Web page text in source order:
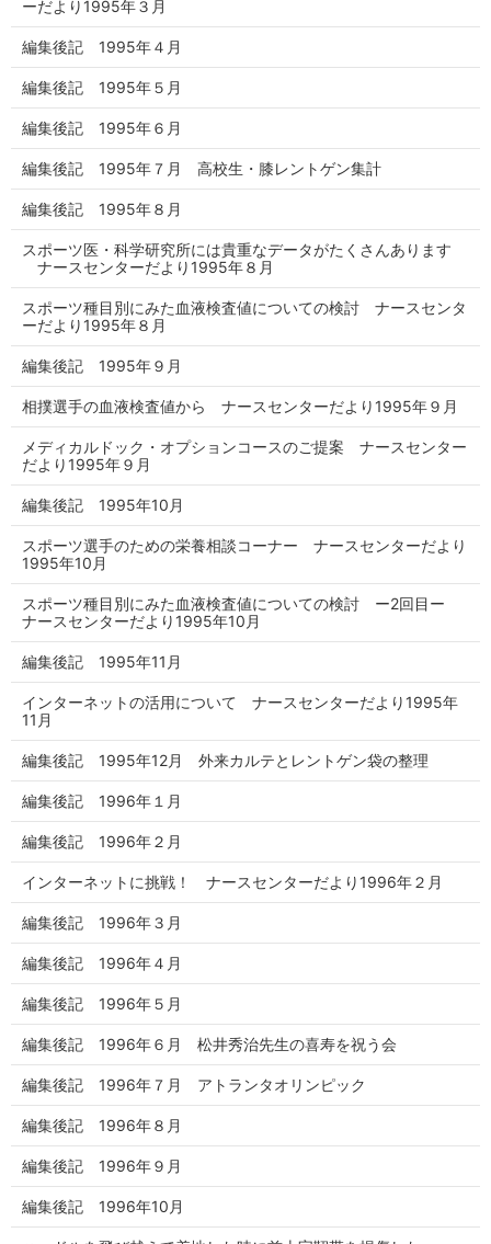
ーだより1995年３月
編集後記 1995年４月
編集後記 1995年５月
編集後記 1995年６月
編集後記 1995年７月 高校生・膝レントゲン集計
編集後記 1995年８月
スポーツ医・科学研究所には貴重なデータがたくさんあります
ナースセンターだより1995年８月
スポーツ種目別にみた血液検査値についての検討 ナースセンタ
ーだより1995年８月
編集後記 1995年９月
相撲選手の血液検査値から ナースセンターだより1995年９月
メディカルドック・オプションコースのご提案 ナースセンター
だより1995年９月
編集後記 1995年10月
スポーツ選手のための栄養相談コーナー ナースセンターだより
1995年10月
スポーツ種目別にみた血液検査値についての検討 ー2回目ー
ナースセンターだより1995年10月
編集後記 1995年11月
インターネットの活用について ナースセンターだより1995年
11月
編集後記 1995年12月 外来カルテとレントゲン袋の整理
編集後記 1996年１月
編集後記 1996年２月
インターネットに挑戦！ ナースセンターだより1996年２月
編集後記 1996年３月
編集後記 1996年４月
編集後記 1996年５月
編集後記 1996年６月 松井秀治先生の喜寿を祝う会
編集後記 1996年７月 アトランタオリンピック
編集後記 1996年８月
編集後記 1996年９月
編集後記 1996年10月